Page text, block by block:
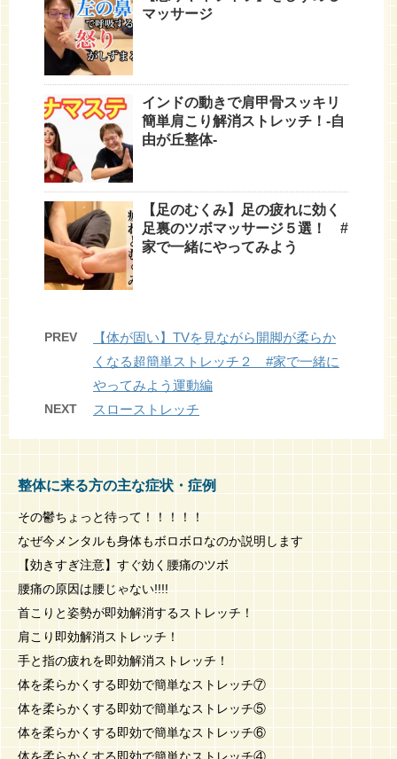
マッサージ
インドの動きで肩甲骨スッキリ
簡単肩こり解消ストレッチ！-自
由が丘整体-
【足のむくみ】足の疲れに効く
足裏のツボマッサージ５選！ #
家で一緒にやってみよう
PREV
【体が固い】TVを見ながら開脚が柔らか
くなる超簡単ストレッチ２ #家で一緒に
やってみよう運動編
NEXT スローストレッチ
整体に来る方の主な症状・症例
その鬱ちょっと待って！！！！！
なぜ今メンタルも身体もボロボロなのか説明します
【効きすぎ注意】すぐ効く腰痛のツボ
腰痛の原因は腰じゃない!!!!
首こりと姿勢が即効解消するストレッチ！
肩こり即効解消ストレッチ！
手と指の疲れを即効解消ストレッチ！
体を柔らかくする即効で簡単なストレッチ⑦
体を柔らかくする即効で簡単なストレッチ⑤
体を柔らかくする即効で簡単なストレッチ⑥